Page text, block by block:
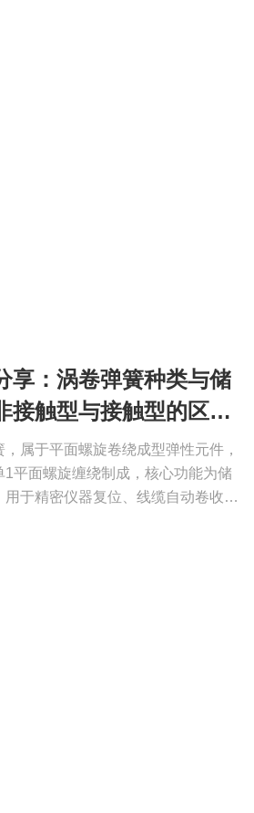
享：涡卷弹簧种类与储
接触型与接触型的区别
属于平面螺旋卷绕成型弹性元件，
平面螺旋缠绕制成，核心功能为储
于精密仪器复位、线缆自动卷收
中常将涡卷弹簧和发条弹簧混淆，